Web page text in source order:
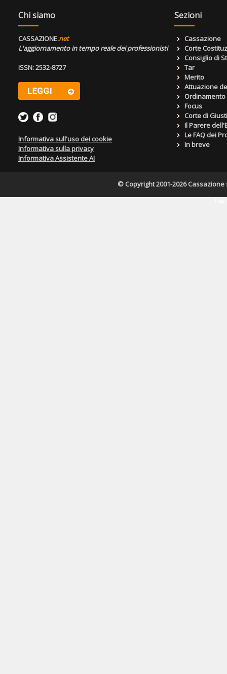
Chi siamo
CASSAZIONE.net
L'aggiornamento in tempo reale dei professionisti
ISSN: 2532-8727
Informativa sull'uso dei cookie
Informativa sulla privacy
Informativa Assistente AI
Sezioni
Cassazione
Corte
Consiglio di
Tar
Merito
Attuazione
Focus
Corte di
Il Parere
Le FAQ dei
In breve
© Copyright 2001-2026 Cassazione